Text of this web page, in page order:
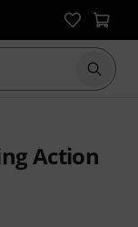
Suche
Action